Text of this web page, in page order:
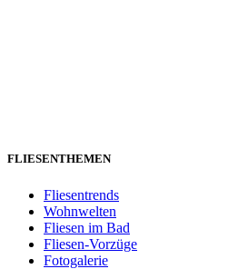
FLIESENTHEMEN
Fliesentrends
Wohnwelten
Fliesen im Bad
Fliesen-Vorzüge
Fotogalerie